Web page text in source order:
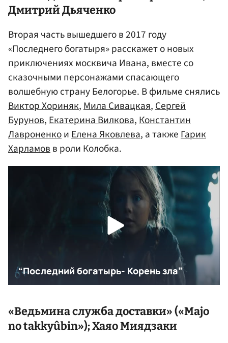
Дмитрий Дьяченко
Вторая часть вышедшего в 2017 году
«Последнего богатыря» расскажет о новых
приключениях москвича Ивана, вместе со
сказочными персонажами спасающего
волшебную страну Белогорье. В фильме снялись
Виктор Хориняк,Мила Сивацкая,Сергей
Бурунов,Екатерина Вилкова,Константин
ЛавроненкоиЕлена Яковлева, а такжеГарик
Харламовв роли Колобка.
«Ведьмина служба доставки» («Majo
no takkyûbin»);Хаяо Миядзаки